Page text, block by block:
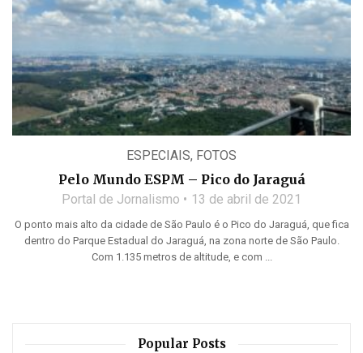
ESPECIAIS, FOTOS
Pelo Mundo ESPM – Pico do Jaraguá
Portal de Jornalismo 13 de abril de 2021
O ponto mais alto da cidade de São Paulo é o Pico do Jaraguá, que fica
dentro do Parque Estadual do Jaraguá, na zona norte de São Paulo.
Com 1.135 metros de altitude, e com ...
Popular Posts